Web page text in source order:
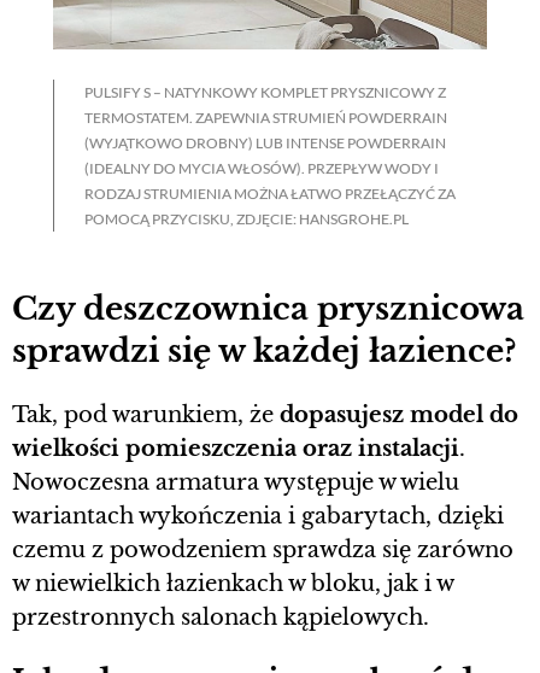
PULSIFY S – NATYNKOWY KOMPLET PRYSZNICOWY Z
TERMOSTATEM. ZAPEWNIA STRUMIEŃ POWDERRAIN
(WYJĄTKOWO DROBNY) LUB INTENSE POWDERRAIN
(IDEALNY DO MYCIA WŁOSÓW). PRZEPŁYW WODY I
RODZAJ STRUMIENIA MOŻNA ŁATWO PRZEŁĄCZYĆ ZA
POMOCĄ PRZYCISKU, ZDJĘCIE: HANSGROHE.PL
Czy deszczownica prysznicowa
sprawdzi się w każdej łazience?
Tak, pod warunkiem, że dopasujesz model do
wielkości pomieszczenia oraz instalacji.
Nowoczesna armatura występuje w wielu
wariantach wykończenia i gabarytach, dzięki
czemu z powodzeniem sprawdza się zarówno
w niewielkich łazienkach w bloku, jak i w
przestronnych salonach kąpielowych.